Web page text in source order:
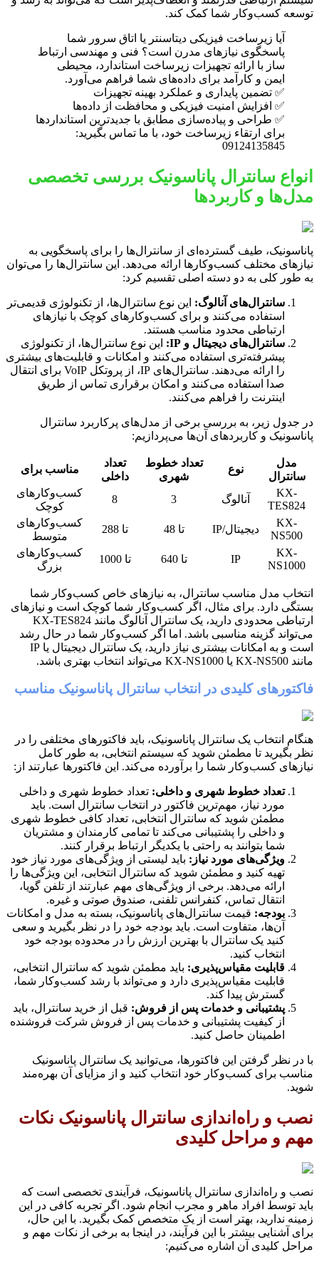
توسعه کسب‌وکار شما کمک کند.
آیا زیرساخت فیزیکی دیتاسنتر یا اتاق سرور شما
پاسخگوی نیازهای مدرن است؟ فنی و مهندسی ارتباط
ساز با ارائه تجهیزات زیرساخت استاندارد، محیطی
ایمن و کارآمد برای داده‌های شما فراهم می‌آورد.
✅ تضمین پایداری و عملکرد بهینه تجهیزات
✅ افزایش امنیت فیزیکی و محافظت از داده‌ها
✅ طراحی و پیاده‌سازی مطابق با جدیدترین استانداردها
برای ارتقاء زیرساخت خود، با ما تماس بگیرید:
09124135845
انواع سانترال پاناسونیک بررسی تخصصی
مدل‌ها و کاربردها
پاناسونیک، طیف گسترده‌ای از سانترال‌ها را برای پاسخگویی به
نیازهای مختلف کسب‌وکارها ارائه می‌دهد. این سانترال‌ها را می‌توان
به طور کلی به دو دسته اصلی تقسیم کرد:
سانترال‌های آنالوگ: این نوع سانترال‌ها، از تکنولوژی قدیمی‌تر
استفاده می‌کنند و برای کسب‌وکارهای کوچک با نیازهای
ارتباطی محدود مناسب هستند.
سانترال‌های دیجیتال و IP:
این نوع سانترال‌ها، از تکنولوژی
پیشرفته‌تری استفاده می‌کنند و امکانات و قابلیت‌های بیشتری
را ارائه می‌دهند. سانترال‌های IP، از پروتکل VoIP برای انتقال
صدا استفاده می‌کنند و امکان برقراری تماس از طریق
اینترنت را فراهم می‌کنند.
در جدول زیر، به بررسی برخی از مدل‌های پرکاربرد سانترال
پاناسونیک و کاربردهای آن‌ها می‌پردازیم:
مدل
سانترال
نوع
تعداد خطوط
شهری
تعداد
داخلی
مناسب برای
KX-
TES824
آنالوگ 3
8
کسب‌وکارهای
کوچک
KX-
NS500
دیجیتال/IP تا 48 تا 288
کسب‌وکارهای
متوسط
KX-
NS1000
IP تا 640 تا 1000
کسب‌وکارهای
بزرگ
انتخاب مدل مناسب سانترال، به نیازهای خاص کسب‌وکار شما
بستگی دارد. برای مثال، اگر کسب‌وکار شما کوچک است و نیازهای
ارتباطی محدودی دارید، یک سانترال آنالوگ مانند KX-TES824
می‌تواند گزینه مناسبی باشد. اما اگر کسب‌وکار شما در حال رشد
است و به امکانات بیشتری نیاز دارید، یک سانترال دیجیتال یا IP
مانند KX-NS500 یا KX-NS1000 می‌تواند انتخاب بهتری باشد.
فاکتورهای کلیدی در انتخاب سانترال پاناسونیک مناسب
هنگام انتخاب یک سانترال پاناسونیک، باید فاکتورهای مختلفی را در
نظر بگیرید تا مطمئن شوید که سیستم انتخابی، به طور کامل
نیازهای کسب‌وکار شما را برآورده می‌کند. این فاکتورها عبارتند از:
تعداد خطوط شهری و داخلی: تعداد خطوط شهری و داخلی
مورد نیاز، مهم‌ترین فاکتور در انتخاب سانترال است. باید
مطمئن شوید که سانترال انتخابی، تعداد کافی خطوط شهری
و داخلی را پشتیبانی می‌کند تا تمامی کارمندان و مشتریان
شما بتوانند به راحتی با یکدیگر ارتباط برقرار کنند.
ویژگی‌های مورد نیاز: باید لیستی از ویژگی‌های مورد نیاز خود
تهیه کنید و مطمئن شوید که سانترال انتخابی، این ویژگی‌ها را
ارائه می‌دهد. برخی از ویژگی‌های مهم عبارتند از تلفن گویا،
انتقال تماس، کنفرانس تلفنی، صندوق صوتی و غیره.
بودجه: قیمت سانترال‌های پاناسونیک، بسته به مدل و امکانات
آن‌ها، متفاوت است. باید بودجه خود را در نظر بگیرید و سعی
کنید یک سانترال با بهترین ارزش را در محدوده بودجه خود
انتخاب کنید.
قابلیت مقیاس‌پذیری: باید مطمئن شوید که سانترال انتخابی،
قابلیت مقیاس‌پذیری دارد و می‌تواند با رشد کسب‌وکار شما،
گسترش پیدا کند.
پشتیبانی و خدمات پس از فروش: قبل از خرید سانترال، باید
از کیفیت پشتیبانی و خدمات پس از فروش شرکت فروشنده
اطمینان حاصل کنید.
با در نظر گرفتن این فاکتورها، می‌توانید یک سانترال پاناسونیک
مناسب برای کسب‌وکار خود انتخاب کنید و از مزایای آن بهره‌مند
شوید.
نصب و راه‌اندازی سانترال پاناسونیک نکات
مهم و مراحل کلیدی
نصب و راه‌اندازی سانترال پاناسونیک، فرآیندی تخصصی است که
باید توسط افراد ماهر و مجرب انجام شود. اگر تجربه کافی در این
زمینه ندارید، بهتر است از یک متخصص کمک بگیرید. با این حال،
برای آشنایی بیشتر با این فرآیند، در اینجا به برخی از نکات مهم و
مراحل کلیدی آن اشاره می‌کنیم: